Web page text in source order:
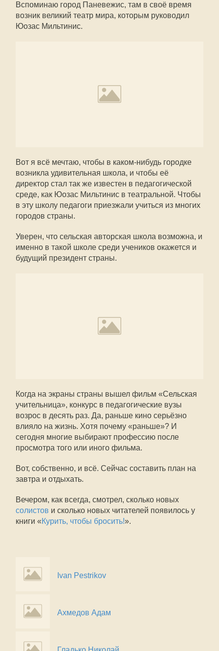
Вспоминаю город Паневежис, там в своё время
возник великий театр мира, которым руководил
Юозас Мильтинис.
Вот я всё мечтаю, чтобы в каком-нибудь городке
возникла удивительная школа, и чтобы её
директор стал так же известен в педагогической
среде, как Юозас Мильтинис в театральной. Чтобы
в эту школу педагоги приезжали учиться из многих
городов страны.
Уверен, что сельская авторская школа возможна, и
именно в такой школе среди учеников окажется и
будущий президент страны.
Когда на экраны страны вышел фильм «Сельская
учительница», конкурс в педагогические вузы
возрос в десять раз. Да, раньше кино серьёзно
влияло на жизнь. Хотя почему «раньше»? И
сегодня многие выбирают профессию после
просмотра того или иного фильма.
Вот, собственно, и всё. Сейчас составить план на
завтра и отдыхать.
Вечером, как всегда, смотрел, сколько новых
солистов и сколько новых читателей появилось у
книги «Курить, чтобы бросить!».
Ivan Pestrikov
Ахмедов Адам